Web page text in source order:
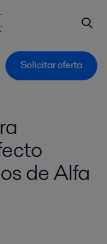
Solicitar oferta
de Alfa